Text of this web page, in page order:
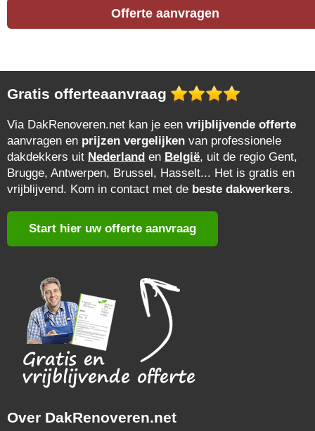
Offerte aanvragen
Gratis offerteaanvraag
Via DakRenoveren.net kan je een vrijblijvende offerte
aanvragen en prijzen vergelijken van professionele
dakdekkers uit Nederland en België, uit de regio Gent,
Brugge, Antwerpen, Brussel, Hasselt... Het is gratis en
vrijblijvend. Kom in contact met de beste dakwerkers.
Start hier uw offerte aanvraag
Over DakRenoveren.net